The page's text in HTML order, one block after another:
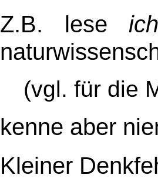
Z.B. lese ich
(vgl. für die
kenne aber
Kleiner